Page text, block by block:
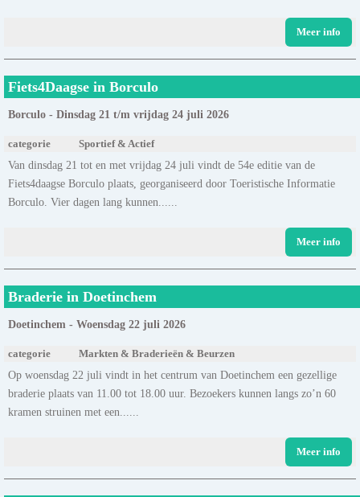
Meer info
Fiets4Daagse in Borculo
Borculo - Dinsdag 21 t/m vrijdag 24 juli 2026
categorie Sportief & Actief
Van dinsdag 21 tot en met vrijdag 24 juli vindt de 54e editie van de
Fiets4daagse Borculo plaats, georganiseerd door Toeristische Informatie
Borculo. Vier dagen lang kunnen......
Meer info
Braderie in Doetinchem
Doetinchem - Woensdag 22 juli 2026
categorie Markten & Braderieën & Beurzen
Op woensdag 22 juli vindt in het centrum van Doetinchem een gezellige
braderie plaats van 11.00 tot 18.00 uur. Bezoekers kunnen langs zo’n 60
kramen struinen met een......
Meer info